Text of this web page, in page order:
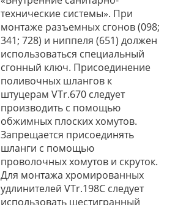
технические системы». При
монтаже разъемных сгонов (098;
341; 728) и ниппеля (651) должен
использоваться специальный
сгонный ключ. Присоединение
поливочных шлангов к
штуцерам VTr.670 следует
производить с помощью
обжимных плоских хомутов.
Запрещается присоединять
шланги с помощью
проволочных хомутов и скруток.
Для монтажа хромированных
удлинителей VTr.198C следует
использовать шестигранный